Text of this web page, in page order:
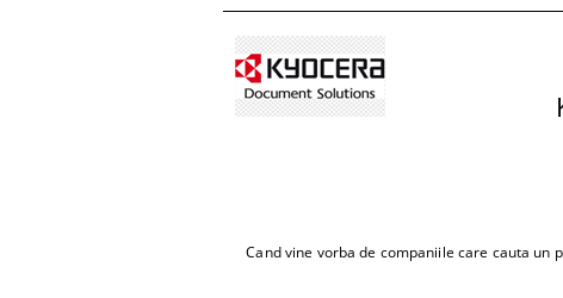
Kyocera
Cand vine vorba de companiile care cauta un